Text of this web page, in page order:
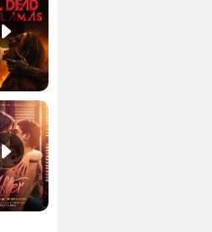
Tráiler de 'After: Aquí empieza todo'